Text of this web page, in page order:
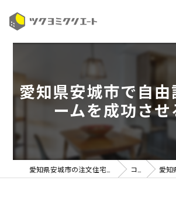
愛知県安城市で自
ームを成功さ
コラム 愛知県安